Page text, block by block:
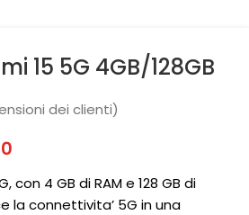
15 5G 4GB/128GB
dei clienti)
con 4 GB di RAM e 128 GB di
la connettivita’ 5G in una